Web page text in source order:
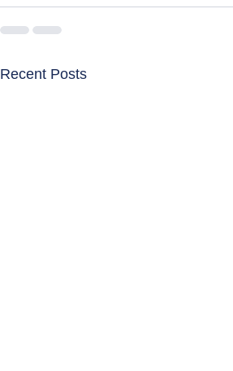
Recent Posts